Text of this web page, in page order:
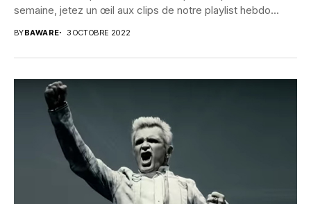
semaine, jetez un œil aux clips de notre playlist hebdo...
BYBAWARE 3 OCTOBRE 2022